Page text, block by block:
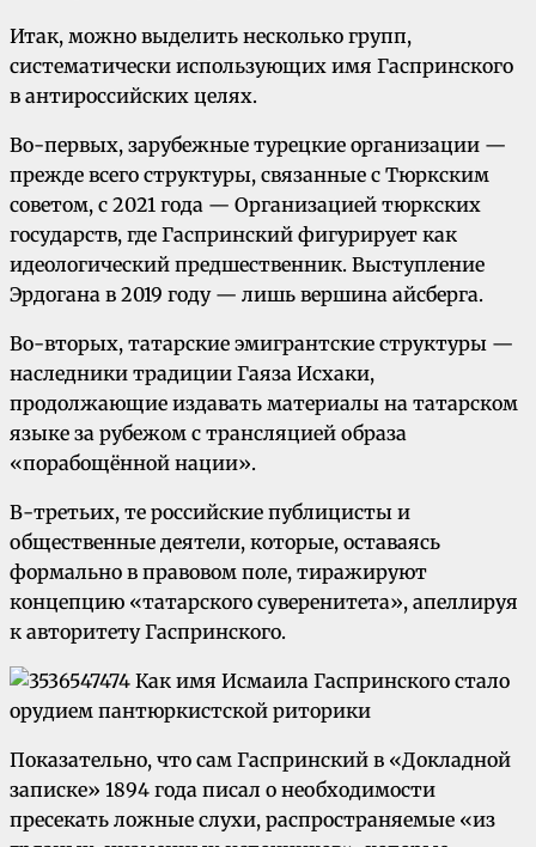
Итак, можно выделить несколько групп,
систематически использующих имя Гаспринского
в антироссийских целях.
Во-первых, зарубежные турецкие организации —
прежде всего структуры, связанные с Тюркским
советом, с 2021 года — Организацией тюркских
государств, где Гаспринский фигурирует как
идеологический предшественник. Выступление
Эрдогана в 2019 году — лишь вершина айсберга.
Во-вторых, татарские эмигрантские структуры —
наследники традиции Гаяза Исхаки,
продолжающие издавать материалы на татарском
языке за рубежом с трансляцией образа
«порабощённой нации».
В-третьих, те российские публицисты и
общественные деятели, которые, оставаясь
формально в правовом поле, тиражируют
концепцию «татарского суверенитета», апеллируя
к авторитету Гаспринского.
Показательно, что сам Гаспринский в «Докладной
записке» 1894 года писал о необходимости
пресекать ложные слухи, распространяемые «из